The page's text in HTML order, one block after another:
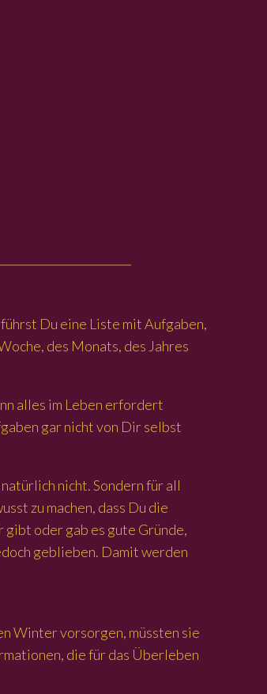
Du eine Liste mit Aufgaben,
des Monats, des Jahres
alles im Leben erfordert
gar nicht von Dir selbst
nicht. Sondern für all
zu machen, dass Du die
oder gab es gute Gründe,
geblieben. Damit werden
Winter vorsorgen, müssten sie
die für das Überleben